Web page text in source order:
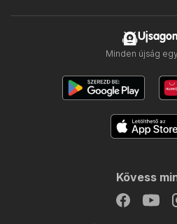
Minden újság
Kövess